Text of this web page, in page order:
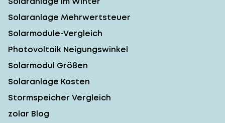
Solaranlage Mehrwertsteuer
Solarmodule-Vergleich
Photovoltaik Neigungswinkel
Solarmodul Größen
Solaranlage Kosten
Stormspeicher Vergleich
zolar Blog